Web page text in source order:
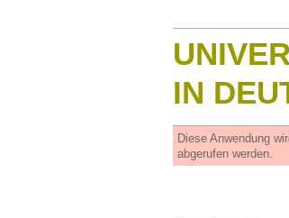
IN
Diese Anwendung
abgerufen werden.